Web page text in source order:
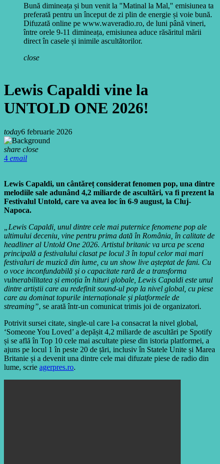
Bună dimineața și bun venit la "Matinal la Mal," emisiunea ta
preferată pentru un început de zi plin de energie și voie bună.
Difuzată online pe www.waveradio.ro, de luni până vineri,
între orele 9-11 dimineața, emisiunea aduce răsăritul mării
direct în casele și inimile ascultătorilor.
close
Lewis Capaldi vine la
UNTOLD ONE 2026!
today6 februarie 2026
share close
4 email
Lewis Capaldi, un cântăreț considerat fenomen pop, una dintre
melodiile sale adunând 4,2 miliarde de ascultări, va fi prezent la
Festivalul Untold, care va avea loc în 6-9 august, la Cluj-
Napoca.
„Lewis Capaldi, unul dintre cele mai puternice fenomene pop ale
ultimului deceniu, vine pentru prima dată în România, în calitate de
headliner al Untold One 2026. Artistul britanic va urca pe scena
principală a festivalului clasat pe locul 3 în topul celor mai mari
festivaluri de muzică din lume, cu un show live așteptat de fani. Cu
o voce inconfundabilă și o capacitate rară de a transforma
vulnerabilitatea și emoția în hituri globale, Lewis Capaldi este unul
dintre artiștii care au redefinit sound-ul pop la nivel global, cu piese
care au dominat topurile internaționale și platformele de
streaming”, se arată într-un comunicat trimis joi de organizatori.
Potrivit sursei citate, single-ul care l-a consacrat la nivel global,
‘Someone You Loved’ a depășit 4,2 miliarde de ascultări pe Spotify
și se află în Top 10 cele mai ascultate piese din istoria platformei, a
ajuns pe locul 1 în peste 20 de țări, inclusiv în Statele Unite și Marea
Britanie și a devenit una dintre cele mai difuzate piese de radio din
lume, scrie agerpres.ro.